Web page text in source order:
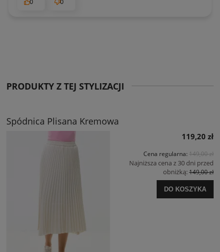
0
0
PRODUKTY Z TEJ STYLIZACJI
Spódnica Plisana Kremowa
119,20 zł
Cena regularna: 149,00 zł
Najniższa cena z 30 dni przed
obniżką:149,00 zł
DO KOSZYKA